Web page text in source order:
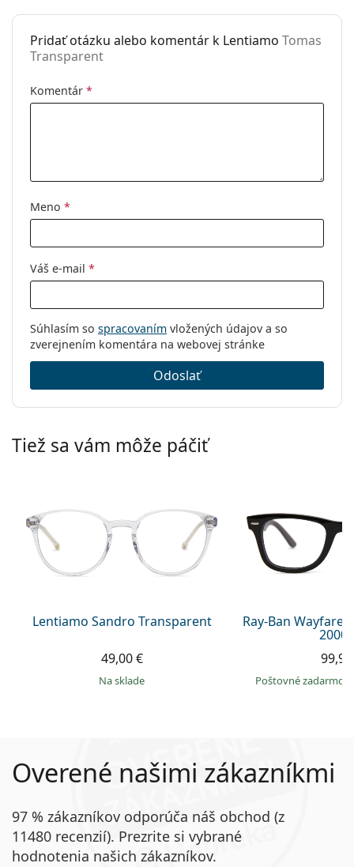
Flexi pánt:
Nie
Príslušenstvo
Puzdro:
handrička:
Kategória:
Dioptrické okuliare
Kód:
Pridať otázku alebo komentár k Lentiamo Tomas
Transparent
Komentár *
Meno *
Váš e-mail *
Súhlasím so spracovaním vložených údajov a so
zverejnením komentára na webovej stránke
Odoslať
Tiež sa vám môže páčiť
Lentiamo Sandro Transparent
49,00 €
na sklade
Ray-Ban Wayfarer
2000
Poštovné zadarmo
Overené našimi zákazníkmi
97 % zákazníkov odporúča náš obchod (z
11480 recenzií). Prezrite si vybrané
hodnotenia našich zákazníkov.